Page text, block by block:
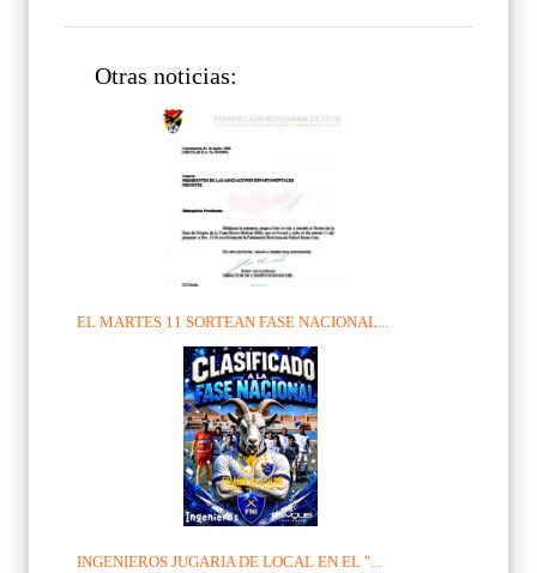
Otras noticias:
EL MARTES 11 SORTEAN FASE NACIONAL...
INGENIEROS JUGARIA DE LOCAL EN EL "...